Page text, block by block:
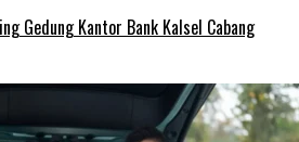
Gedung Kantor Bank Kalsel Cabang